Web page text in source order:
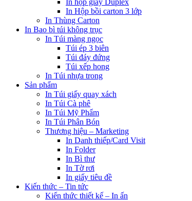
In hộp giấy Duplex
In Hộp bồi carton 3 lớp
In Thùng Carton
In Bao bì túi không trục
In Túi màng ngọc
Túi ép 3 biên
Túi đáy đứng
Túi xếp hong
In Túi nhựa trong
Sản phẩm
In Túi giấy quay xách
In Túi Cà phê
In Túi Mỹ Phẩm
In Túi Phân Bón
Thương hiệu – Marketing
In Danh thiếp/Card Visit
In Folder
In Bì thư
In Tờ rơi
In giấy tiêu đề
Kiến thức – Tin tức
Kiến thức thiết kế – In ấn